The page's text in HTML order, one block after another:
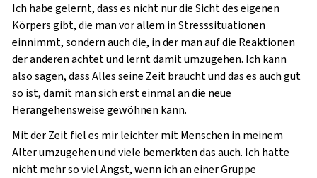
Ich habe gelernt, dass es nicht nur die Sicht des eigenen
Körpers gibt, die man vor allem in Stresssituationen
einnimmt, sondern auch die, in der man auf die Reaktionen
der anderen achtet und lernt damit umzugehen. Ich kann
also sagen, dass Alles seine Zeit braucht und das es auch gut
so ist, damit man sich erst einmal an die neue
Herangehensweise gewöhnen kann.
Mit der Zeit fiel es mir leichter mit Menschen in meinem
Alter umzugehen und viele bemerkten das auch. Ich hatte
nicht mehr so viel Angst, wenn ich an einer Gruppe